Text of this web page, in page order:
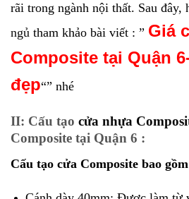
rãi trong ngành nội thất. Sau đây,
ngủ tham khảo bài viết : ” Giá
Composite tại Quận
đẹp“” nhé
II: Cấu tạo cửa nhựa
Composite tại Quận 6 :
Cấu tạo cửa Composite bao